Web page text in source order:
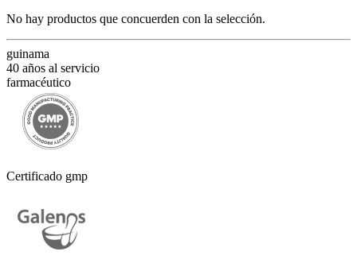
No hay productos que concuerden con la selección.
guinama
40 años al servicio
farmacéutico
Certificado gmp